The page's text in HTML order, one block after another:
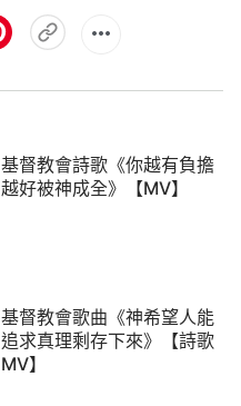
下臉面快快扭起來。
切的榮耀都歸給神。
的恩典、祝福就臨到咱
心讚美是人的本分，
上一切財寶換不來。
基督教會詩歌《你越有負擔
越好被神成全》【MV】
基督教會歌曲《神希望人能
追求真理剩存下來》【詩歌
MV】